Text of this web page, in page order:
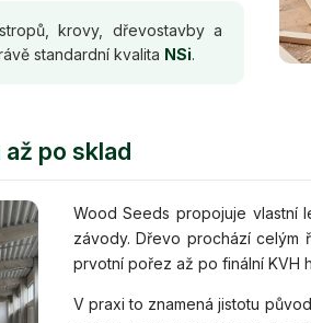
krovy, dřevostavby a
standardní kvalita NSi.
po sklad
Wood Seeds propojuje vlastní
závody. Dřevo prochází celým
prvotní pořez až po finální KVH
V praxi to znamená jistotu